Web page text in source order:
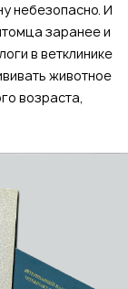
небезопасно. И
заранее и
в ветклинике
животное
возраста,